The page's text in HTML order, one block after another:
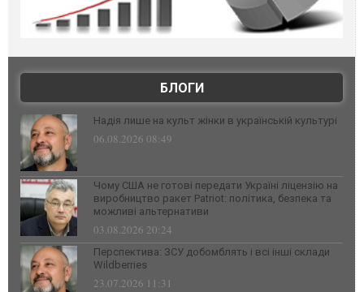
БЛОГИ
Надія лише на культ жінки в українській культурі
06.08.2026 08:49
Чому США не готові передати Україні ліцензію на
виробництво ракет Patriot: політика, безпека та
можливі альтернативи
03.08.2026 20:24
Перспектива: ЗСУ добомблять і всі інші склади
Wildberries
23.07.2026 11:31